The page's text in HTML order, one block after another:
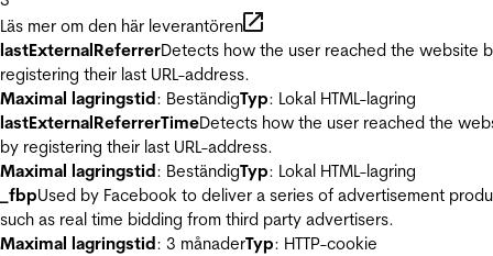
Läs mer om den här leverantören
lastExternalReferrerDetects how the user reached the website
registering their last URL-address.
Maximal lagringstid: BeständigTyp: Lokal HTML-lagring
lastExternalReferrerTimeDetects how the user reached the
by registering their last URL-address.
Maximal lagringstid: BeständigTyp: Lokal HTML-lagring
_fbpUsed by Facebook to deliver a series of advertisement
such as real time bidding from third party advertisers.
Maximal lagringstid: 3 månaderTyp: HTTP-cookie